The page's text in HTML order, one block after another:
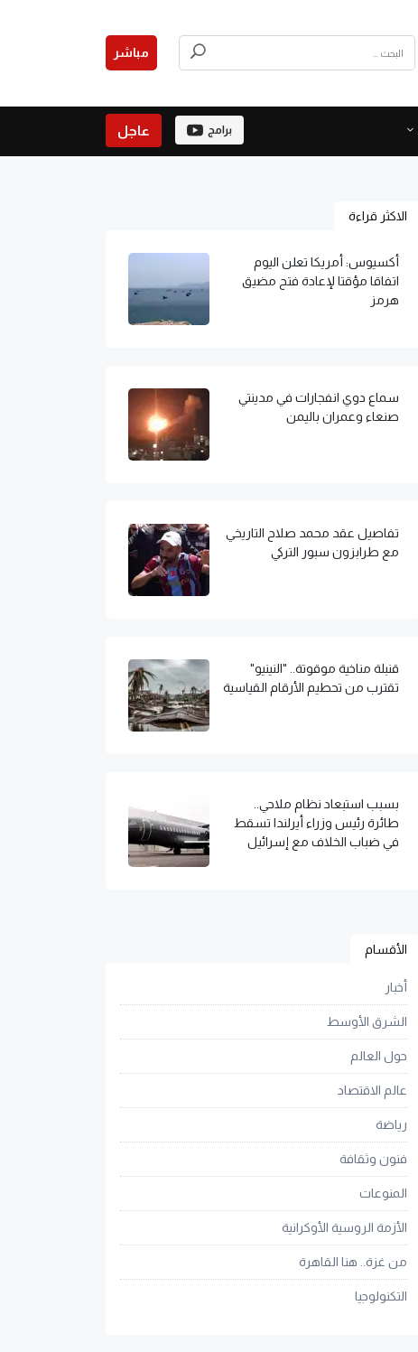
مباشر
برامج عاجل
الاكثر قراءة
أكسيوس: أمريكا تعلن اليوم
اتفاقا مؤقتا لإعادة فتح مضيق
هرمز
سماع دوي انفجارات في مدينتي
صنعاء وعمران باليمن
تفاصيل عقد محمد صلاح التاريخي
مع طرابزون سبور التركي
قنبلة مناخية موقوتة.. "النينيو"
تقترب من تحطيم الأرقام القياسية
بسبب استبعاد نظام ملاحي..
طائرة رئيس وزراء أيرلندا تسقط
في ضباب الخلاف مع إسرائيل
الأقسام
أخبار
الشرق الأوسط
حول العالم
عالم الاقتصاد
رياضة
فنون وثقافة
المنوعات
الأزمة الروسية الأوكرانية
من غزة.. هنا القاهرة
التكنولوجيا